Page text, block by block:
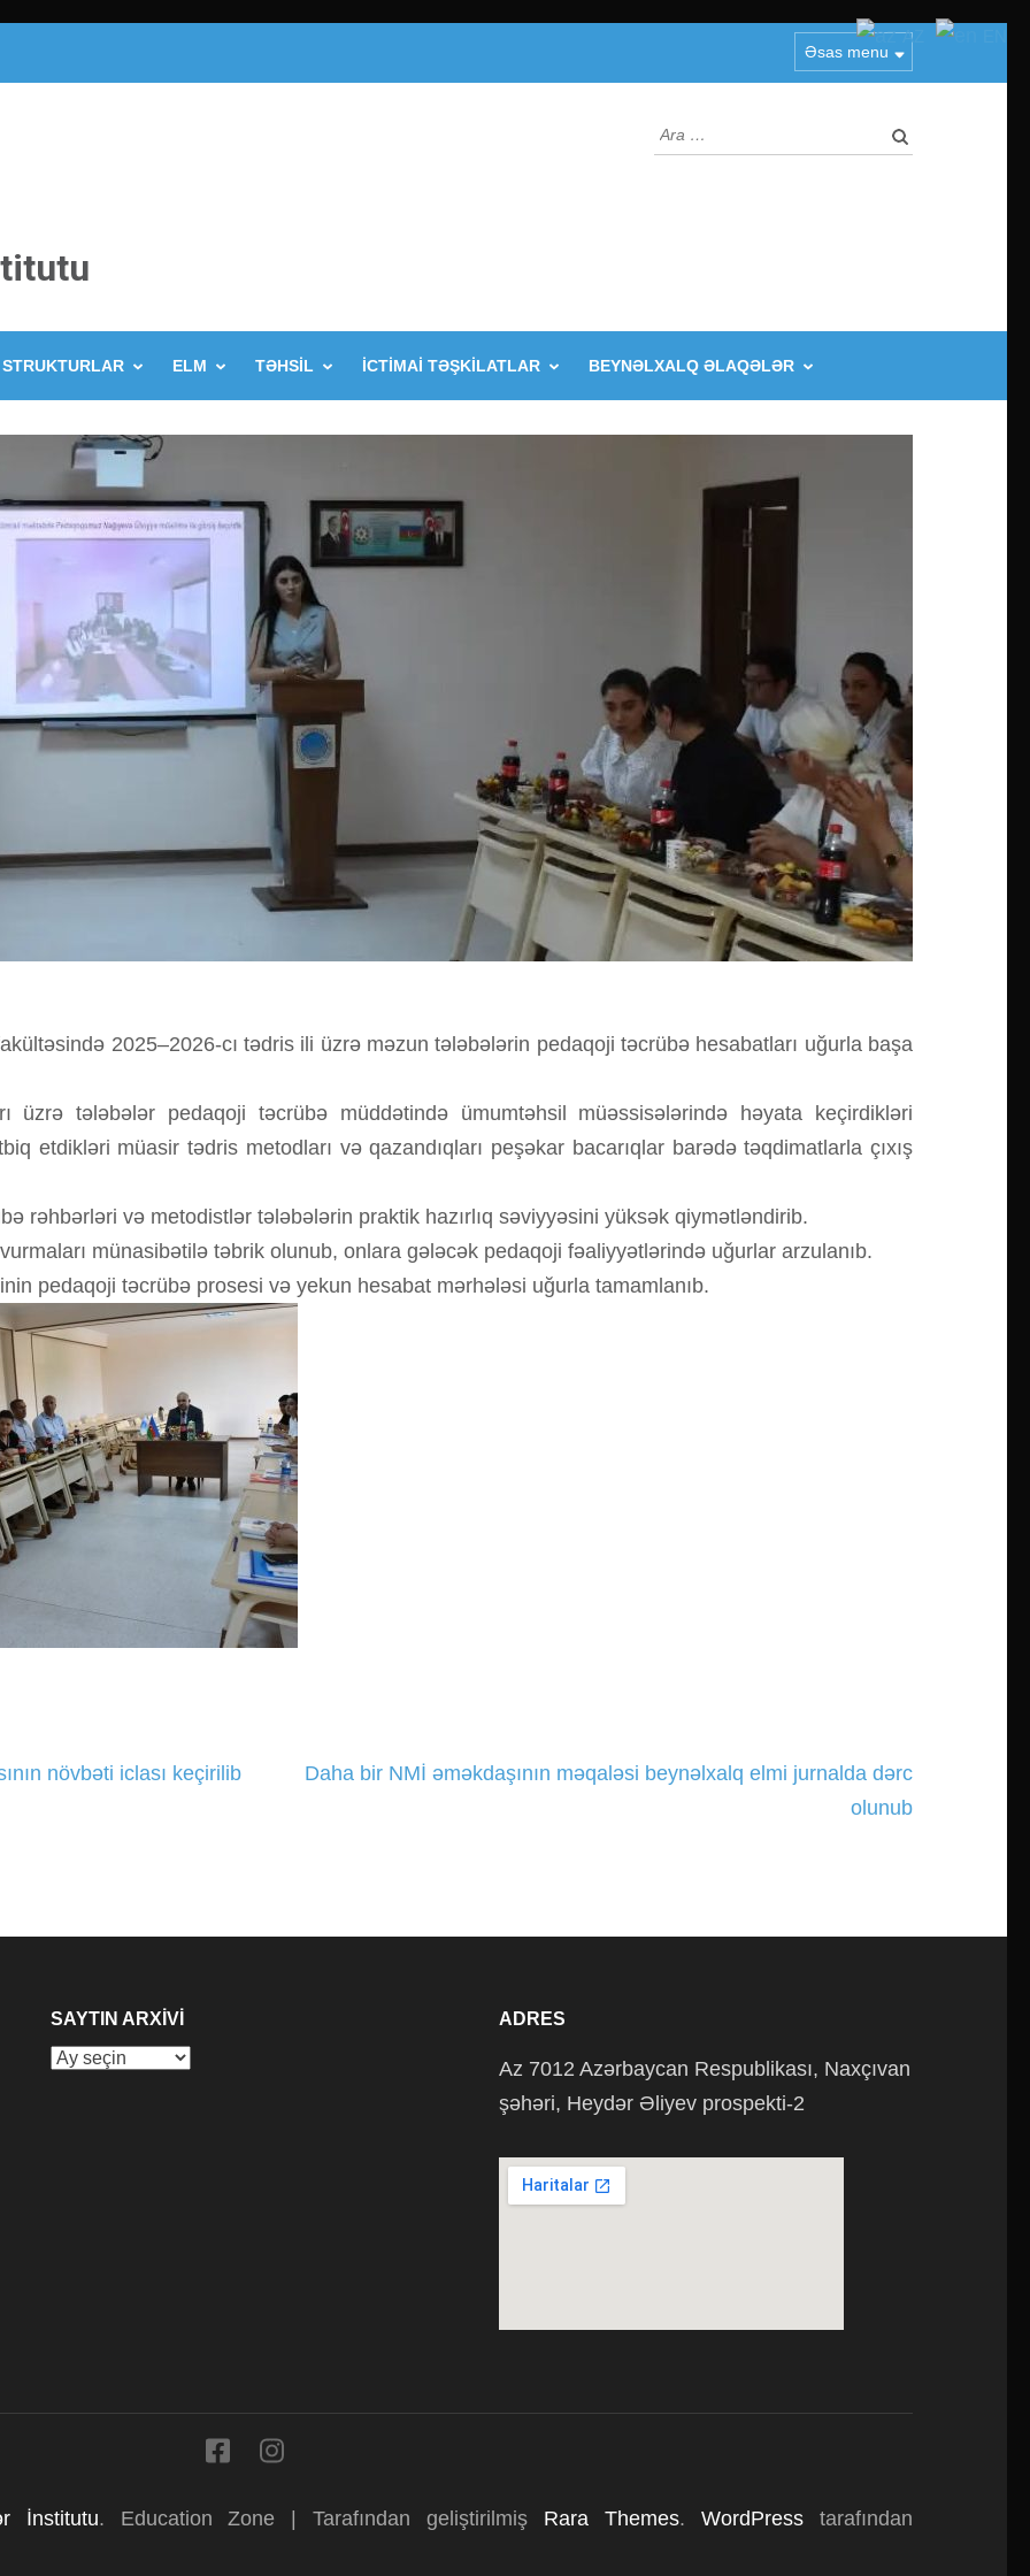
Əsas menu
Arama:
STRUKTURLAR ELM TƏHSİL İCTİMAİ TƏŞKİLATLAR BEYNƏLXALQ ƏLAQƏLƏR
2025–2026-cı tədris ili üzrə məzun tələbələrin pedaqoji təcrübə hesabatları uğurla başa
üzrə tələbələr pedaqoji təcrübə müddətində ümumtəhsil müəssisələrində həyata keçirdikləri
etdikləri müasir tədris metodları və qazandıqları peşəkar bacarıqlar barədə təqdimatlarla çıxış
rəhbərləri və metodistlər tələbələrin praktik hazırlıq səviyyəsini yüksək qiymətləndirib.
münasibətilə təbrik olunub, onlara gələcək pedaqoji fəaliyyətlərində uğurlar arzulanıb.
pedaqoji təcrübə prosesi və yekun hesabat mərhələsi uğurla tamamlanıb.
növbəti iclası keçirilib
Daha bir NMİ əməkdaşının məqaləsi beynəlxalq elmi jurnalda dərc
olunub
SAYTIN ARXIVI
Saytın
ADRES
Az 7012 Azərbaycan Respublikası, Naxçıvan
şəhəri, Heydər Əliyev prospekti-2
İnstitutu. Education Zone | Tarafından geliştirilmiş Rara Themes.WordPress tarafından
AZ